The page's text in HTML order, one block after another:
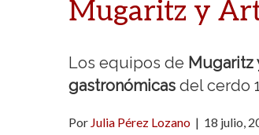
Mugaritz y
Los equipos de Mugaritz
gastronómicas del cerdo
Por Julia Pérez Lozano | 18 julio,